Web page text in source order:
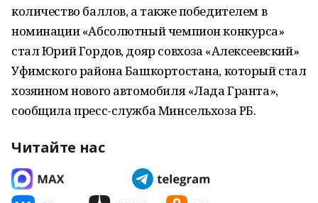
количество баллов, а также победителем в
номинации «Абсолютный чемпион конкурса»
стал Юрий Гордов, дояр совхоза «Алексеевский»
Уфимского района Башкортостана, который стал
хозяином нового автомобиля «Лада Гранта»,
сообщила пресс-служба Минсельхоза РБ.
Читайте нас